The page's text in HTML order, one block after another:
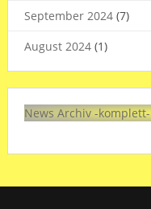
September 2024(7)
August 2024(1)
News Archiv -komplett-